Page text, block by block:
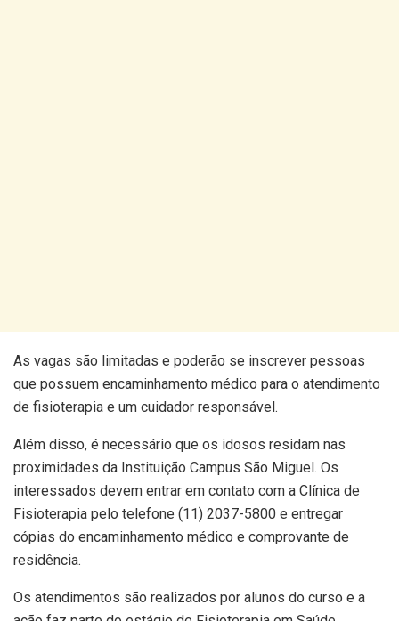
As vagas são limitadas e poderão se inscrever pessoas
que possuem encaminhamento médico para o atendimento
de fisioterapia e um cuidador responsável.
Além disso, é necessário que os idosos residam nas
proximidades da Instituição Campus São Miguel. Os
interessados devem entrar em contato com a Clínica de
Fisioterapia pelo telefone (11) 2037-5800 e entregar
cópias do encaminhamento médico e comprovante de
residência.
Os atendimentos são realizados por alunos do curso e a